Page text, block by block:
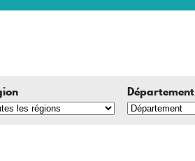
Département